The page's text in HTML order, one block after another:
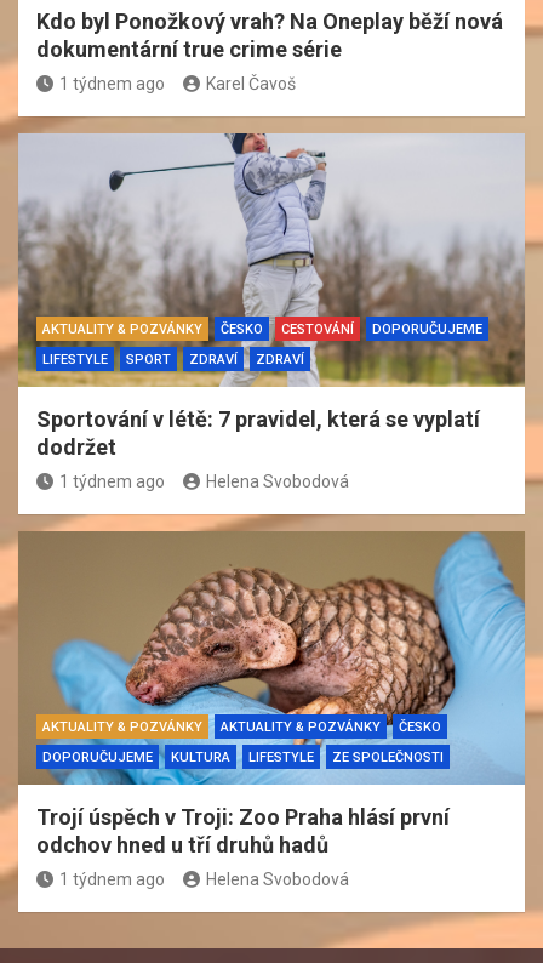
Kdo byl Ponožkový vrah? Na Oneplay běží nová
dokumentární true crime série
1 týdnem ago Karel Čavoš
AKTUALITY & POZVÁNKY ČESKO CESTOVÁNÍ
DOPORUČUJEME
LIFESTYLE
SPORT ZDRAVÍ ZDRAVÍ
Sportování v létě: 7 pravidel, která se vyplatí
dodržet
1 týdnem ago Helena Svobodová
AKTUALITY & POZVÁNKY AKTUALITY & POZVÁNKY
ČESKO
DOPORUČUJEME
KULTURA LIFESTYLE ZE SPOLEČNOSTI
Trojí úspěch v Troji: Zoo Praha hlásí první
odchov hned u tří druhů hadů
1 týdnem ago Helena Svobodová